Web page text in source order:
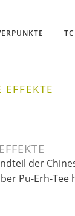
der
Pu-Erh-Tee